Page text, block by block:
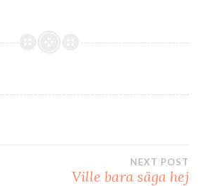
NEXT POST
Ville bara säga hej